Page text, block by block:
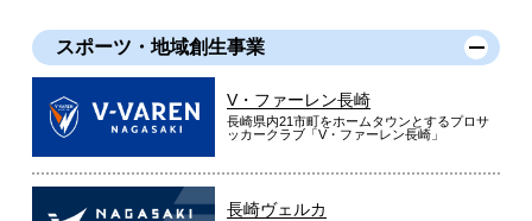
スポーツ・地域創生事業
V・ファーレン長崎
長崎県内21市町をホームタウンとするプロサ
ッカークラブ「V・ファーレン長崎」
長崎ヴェルカ